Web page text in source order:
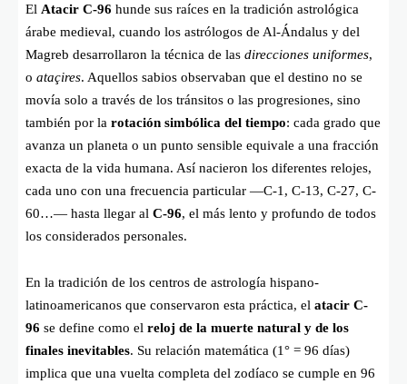
El Atacir C-96 hunde sus raíces en la tradición astrológica
árabe medieval, cuando los astrólogos de Al-Ándalus y del
Magreb desarrollaron la técnica de las direcciones uniformes,
o ataçires. Aquellos sabios observaban que el destino no se
movía solo a través de los tránsitos o las progresiones, sino
también por la rotación simbólica del tiempo: cada grado que
avanza un planeta o un punto sensible equivale a una fracción
exacta de la vida humana. Así nacieron los diferentes relojes,
cada uno con una frecuencia particular —C-1, C-13, C-27, C-
60…— hasta llegar al C-96, el más lento y profundo de todos
los considerados personales.
En la tradición de los centros de astrología hispano-
latinoamericanos que conservaron esta práctica, el atacir C-
96 se define como el reloj de la muerte natural y de los
finales inevitables. Su relación matemática (1° = 96 días)
implica que una vuelta completa del zodíaco se cumple en 96